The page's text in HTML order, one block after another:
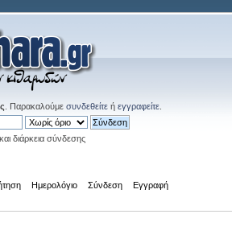
. Παρακαλούμε συνδεθείτε ή εγγραφείτε
διάρκεια σύνδεσης
Ημερολόγιο Σύνδεση Εγγραφή